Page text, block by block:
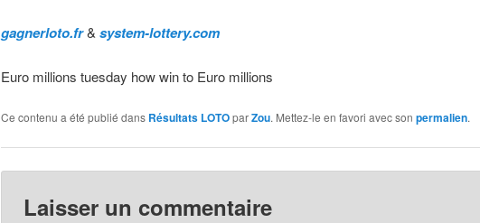
gagnerloto.fr&system-lottery.com
Euro millions tuesday how win to Euro millions
Ce contenu a été publié dans Résultats LOTOparZou. Mettez-le en favori avec son permalien.
Laisser un commentaire